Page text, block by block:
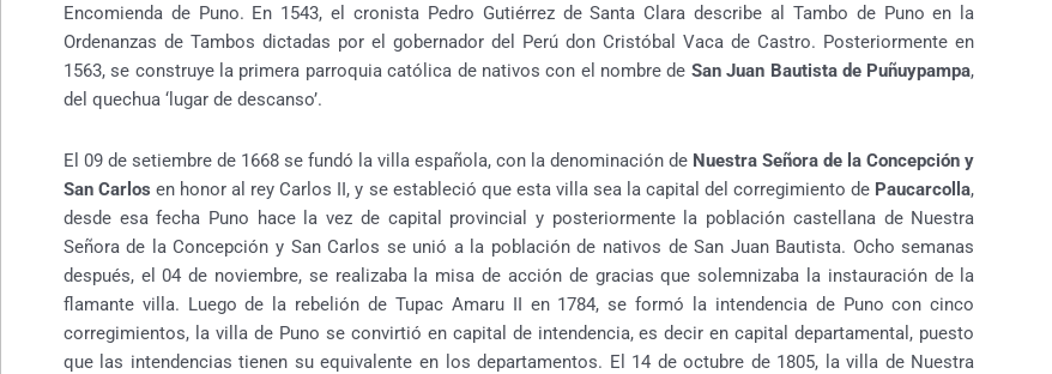
Encomienda de Puno. En 1543, el cronista Pedro Gutiérrez de Santa Clara describe al Tambo de Puno en la
Ordenanzas de Tambos dictadas por el gobernador del Perú don Cristóbal Vaca de Castro. Posteriormente en
1563, se construye la primera parroquia católica de nativos con el nombre de San Juan Bautista de Puñuypampa,
del quechua ‘lugar de descanso’.
El 09 de setiembre de 1668 se fundó la villa española, con la denominación de Nuestra Señora de la Concepción y
San Carlos en honor al rey Carlos II, y se estableció que esta villa sea la capital del corregimiento de Paucarcolla,
desde esa fecha Puno hace la vez de capital provincial y posteriormente la población castellana de Nuestra
Señora de la Concepción y San Carlos se unió a la población de nativos de San Juan Bautista. Ocho semanas
después, el 04 de noviembre, se realizaba la misa de acción de gracias que solemnizaba la instauración de la
flamante villa. Luego de la rebelión de Tupac Amaru II en 1784, se formó la intendencia de Puno con cinco
corregimientos, la villa de Puno se convirtió en capital de intendencia, es decir en capital departamental, puesto
que las intendencias tienen su equivalente en los departamentos. El 14 de octubre de 1805, la villa de Nuestra